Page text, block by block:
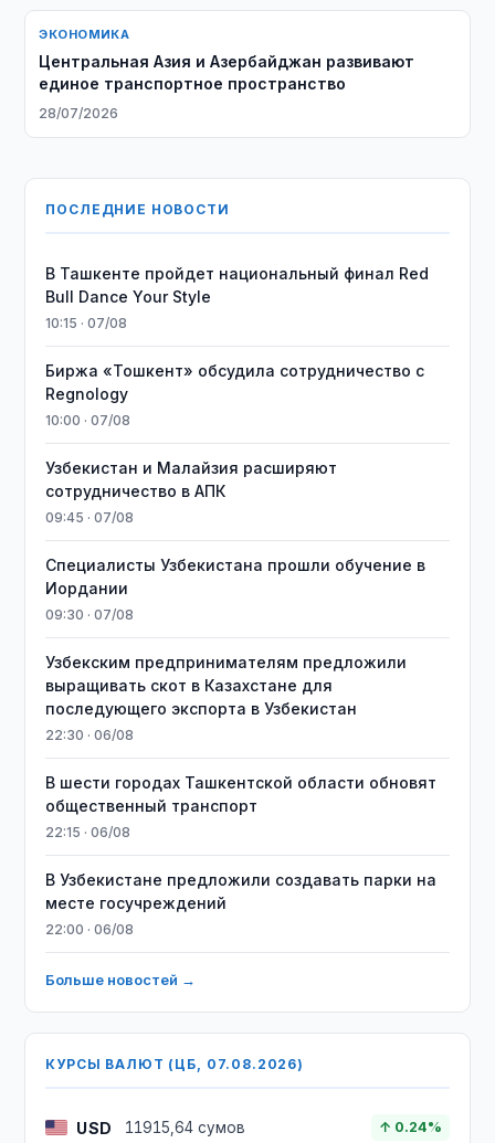
ЭКОНОМИКА
Центральная Азия и Азербайджан развивают
единое транспортное пространство
28/07/2026
ПОСЛЕДНИЕ НОВОСТИ
В Ташкенте пройдет национальный финал Red
Bull Dance Your Style
10:15 · 07/08
Биржа «Тошкент» обсудила сотрудничество с
Regnology
10:00 · 07/08
Узбекистан и Малайзия расширяют
сотрудничество в АПК
09:45 · 07/08
Специалисты Узбекистана прошли обучение в
Иордании
09:30 · 07/08
Узбекским предпринимателям предложили
выращивать скот в Казахстане для
последующего экспорта в Узбекистан
22:30 · 06/08
В шести городах Ташкентской области обновят
общественный транспорт
22:15 · 06/08
В Узбекистане предложили создавать парки на
месте госучреждений
22:00 · 06/08
Больше новостей →
КУРСЫ ВАЛЮТ (ЦБ, 07.08.2026)
USD 11915,64 сумов ↑ 0.24%